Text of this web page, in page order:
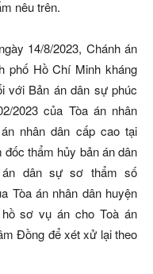
nêu trên.
14/8/2023, Chánh án
phố Hồ Chí Minh kháng
với Bản án dân sự phúc
2023 của Tòa án nhân
nhân dân cấp cao tại
thẩm hủy bản án dân
dân sự sơ thẩm số
Tòa án nhân dân huyện
sơ vụ án cho Toà án
Đồng để xét xử lại theo